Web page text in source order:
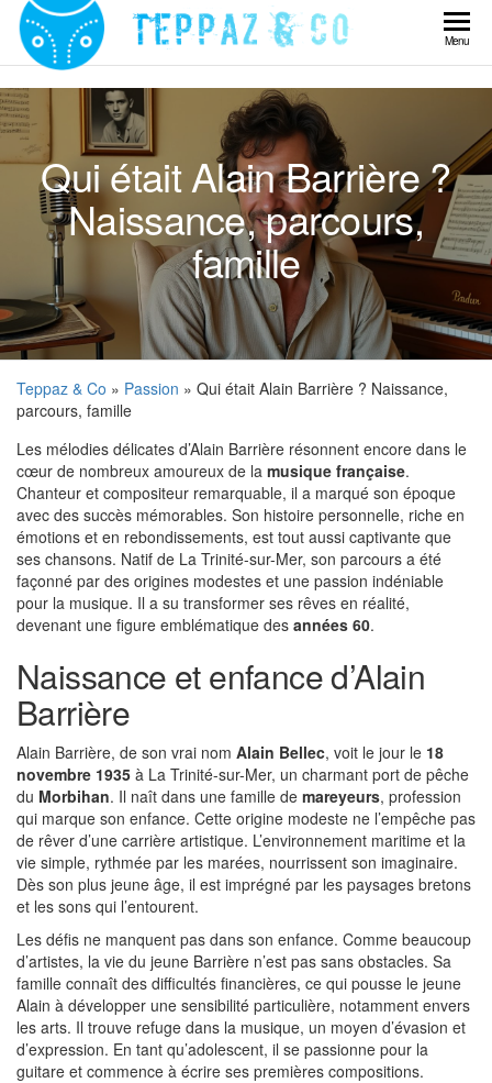
Skip
content
Teppaz
& Co
Menu
Qui était Alain Barrière ?
Naissance, parcours,
famille
Teppaz & Co » Passion » Qui était Alain Barrière ? Naissance,
parcours, famille
Les mélodies délicates d’Alain Barrière résonnent encore dans le
cœur de nombreux amoureux de la musique française.
Chanteur et compositeur remarquable, il a marqué son époque
avec des succès mémorables. Son histoire personnelle, riche en
émotions et en rebondissements, est tout aussi captivante que
ses chansons. Natif de La Trinité-sur-Mer, son parcours a été
façonné par des origines modestes et une passion indéniable
pour la musique. Il a su transformer ses rêves en réalité,
devenant une figure emblématique des années 60.
Naissance et enfance d’Alain
Barrière
Alain Barrière, de son vrai nom Alain Bellec, voit le jour le 18
novembre 1935 à La Trinité-sur-Mer, un charmant port de pêche
du Morbihan. Il naît dans une famille de mareyeurs, profession
qui marque son enfance. Cette origine modeste ne l’empêche pas
de rêver d’une carrière artistique. L’environnement maritime et la
vie simple, rythmée par les marées, nourrissent son imaginaire.
Dès son plus jeune âge, il est imprégné par les paysages bretons
et les sons qui l’entourent.
Les défis ne manquent pas dans son enfance. Comme beaucoup
d’artistes, la vie du jeune Barrière n’est pas sans obstacles. Sa
famille connaît des difficultés financières, ce qui pousse le jeune
Alain à développer une sensibilité particulière, notamment envers
les arts. Il trouve refuge dans la musique, un moyen d’évasion et
d’expression. En tant qu’adolescent, il se passionne pour la
guitare et commence à écrire ses premières compositions.